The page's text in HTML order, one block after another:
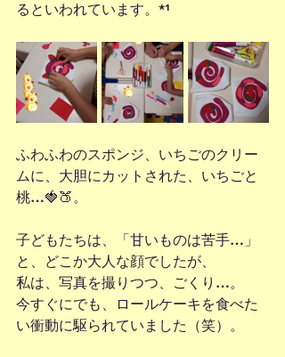
るといわれています。*¹
ふわふわのスポンジ、いちごのクリー
ムに、大胆にカットされた、いちごと
桃…🍓🍑。
子どもたちは、「甘いものは苦手…」
と、どこか大人な顔でしたが、
私は、写真を撮りつつ、ごくり…。
今すぐにでも、ロールケーキを食べた
い衝動に駆られていました（笑）。